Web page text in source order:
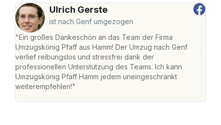
Ulrich Gerste
ist nach Genf umgezogen
"Ein großes Dankeschön an das Team der Firma
Umzugskönig Pfaff aus Hamm! Der Umzug nach Genf
verlief reibungslos und stressfrei dank der
professionellen Unterstützung des Teams. Ich kann
Umzugskönig Pfaff Hamm jedem uneingeschränkt
weiterempfehlen!"